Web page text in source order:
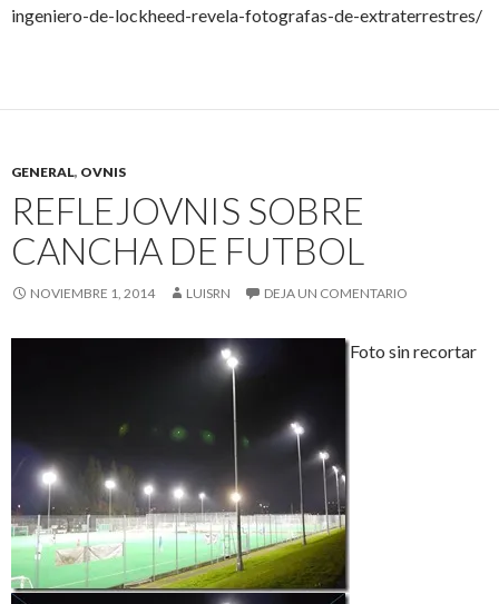
ingeniero-de-lockheed-revela-fotografas-de-extraterrestres/
GENERAL, OVNIS
REFLEJOVNIS SOBRE
CANCHA DE FUTBOL
NOVIEMBRE 1, 2014 LUISRN DEJA UN COMENTARIO
Foto sin recortar